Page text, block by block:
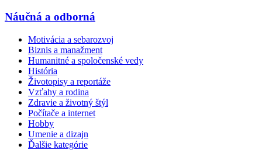
Náučná a odborná
Motivácia a sebarozvoj
Biznis a manažment
Humanitné a spoločenské vedy
História
Životopisy a reportáže
Vzťahy a rodina
Zdravie a životný štýl
Počítače a internet
Hobby
Umenie a dizajn
Ďalšie kategórie